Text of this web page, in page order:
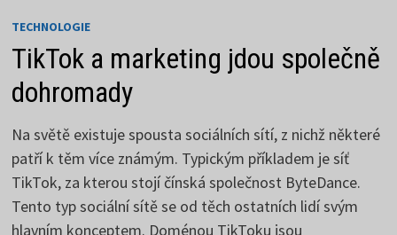
TECHNOLOGIE
TikTok a marketing jdou společně
dohromady
Na světě existuje spousta sociálních sítí, z nichž některé
patří k těm více známým. Typickým příkladem je síť
TikTok, za kterou stojí čínská společnost ByteDance.
Tento typ sociální sítě se od těch ostatních lidí svým
hlavním konceptem. Doménou TikToku jsou